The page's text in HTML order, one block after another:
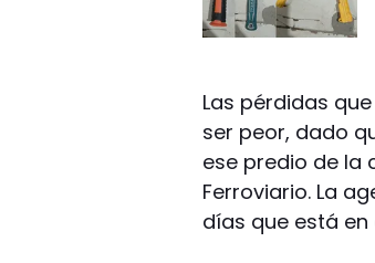
Las pérdidas
ser peor, dado
ese predio de la
Ferroviario. La
días que está en